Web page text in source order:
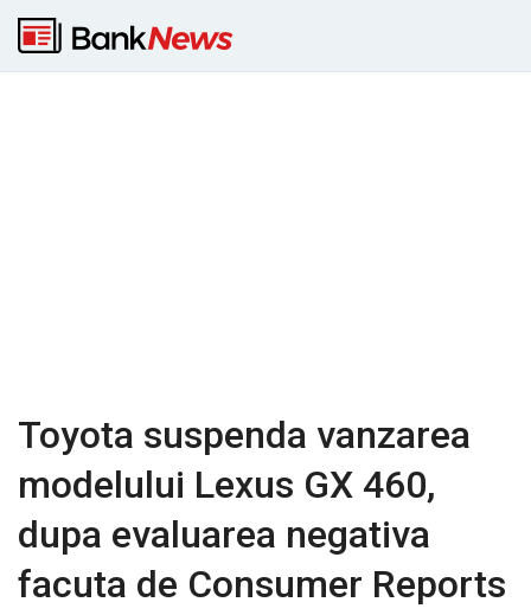
Toyota suspenda vanzarea
modelului Lexus GX 460,
dupa evaluarea negativa
facuta de Consumer Reports